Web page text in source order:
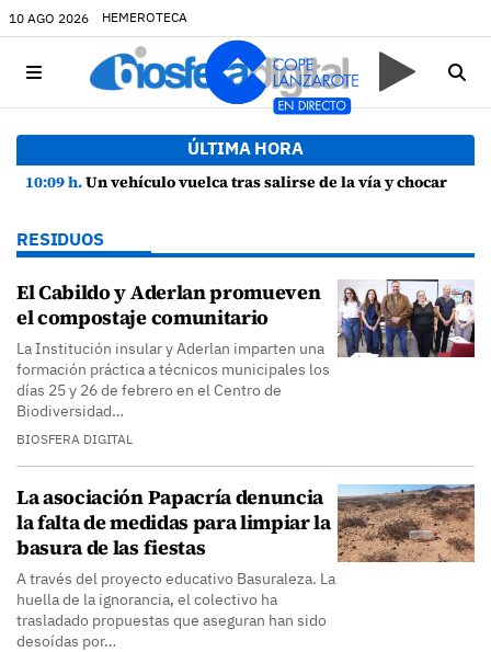
10 AGO 2026 HEMEROTECA
ÚLTIMA HORA
10:09 h.Un vehículo vuelca tras salirse de la vía y chocar contra una farola en Uga
RESIDUOS
El Cabildo y Aderlan promueven
el compostaje comunitario
La Institución insular y Aderlan imparten una
formación práctica a técnicos municipales los
días 25 y 26 de febrero en el Centro de
Biodiversidad…
BIOSFERA DIGITAL
La asociación Papacría denuncia
la falta de medidas para limpiar la
basura de las fiestas
A través del proyecto educativo Basuraleza. La
huella de la ignorancia, el colectivo ha
trasladado propuestas que aseguran han sido
desoídas por…